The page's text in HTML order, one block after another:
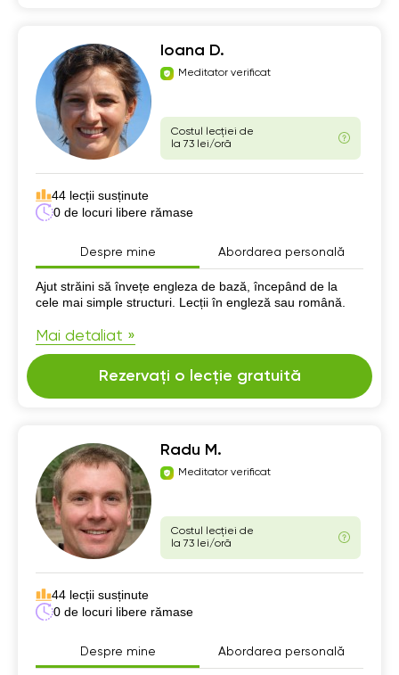
Ioana D.
Meditator verificat
Costul lecției de
la 73 lei/oră
44 lecții susținute
0 de locuri libere rămase
Despre mine Abordarea personală
Despre mine
Ajut străini să învețe engleza de bază, începând de la
cele mai simple structuri. Lecții în engleză sau română.
Mai detaliat »
Rezervați o lecție gratuită
Radu M.
Meditator verificat
Costul lecției de
la 73 lei/oră
44 lecții susținute
0 de locuri libere rămase
Despre mine Abordarea personală